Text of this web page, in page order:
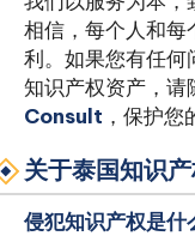
相信，每个人和每
利。如果您有任何
知识产权资产，请
Consult ，保护您
关于泰国知识
侵犯知识产权是什